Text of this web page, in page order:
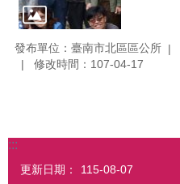
發布單位：臺南市北區區公所
修改時間：107-04-17
:::
更新日期：
115-08-07